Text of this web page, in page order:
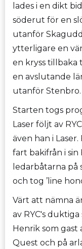
lades i en dikt
söderut för en
utanför
ytterligare en
en kryss tillbaka
en avslutande
utanför Stenbro.
Starten togs
Laser följt av
även han i
fart bakifrån i sin
ledarbåtarna på
och tog ’line
Värt att nämna
av RYC's
Henrik som
Quest och på